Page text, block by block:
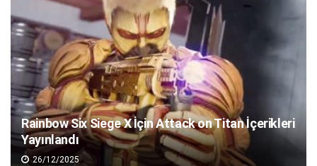
Rainbow Six Siege X İçin Attack on Titan İçerikleri
Yayınlandı
26/12/2025